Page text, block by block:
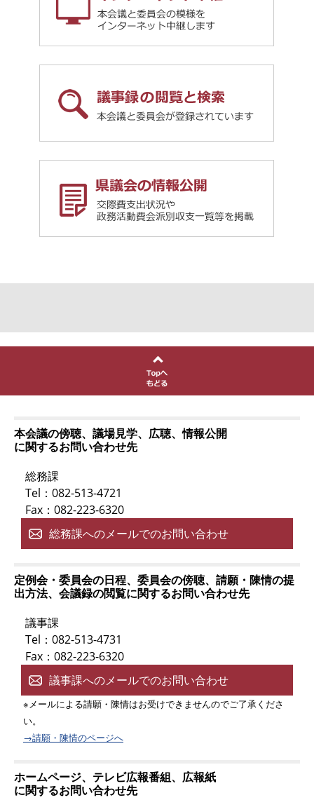
本会議の傍聴、議場見学、広聴、情報公開
に関するお問い合わせ先
総務課
Tel：082-513-4721
Fax：082-223-6320
総務課へのメールでのお問い合わせ
定例会・委員会の日程、委員会の傍聴、請願・陳情の提
出方法、会議録の閲覧に関するお問い合わせ先
議事課
Tel：082-513-4731
Fax：082-223-6320
議事課へのメールでのお問い合わせ
※メールによる請願・陳情はお受けできませんのでご了承くださ
い。
→請願・陳情のページへ
ホームページ、テレビ広報番組、広報紙
に関するお問い合わせ先